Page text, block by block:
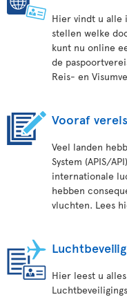
Hier vindt u alle
stellen welke
kunt nu online
de
Reis- en
Vooraf
Veel landen
System (APIS/
internationale
hebben
vluchten. Lees
Hier leest u